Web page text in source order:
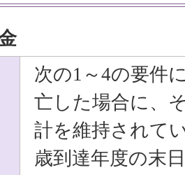
次の1 ～4の要件
亡した場合に、
計を維持されて
歳到達年度の末